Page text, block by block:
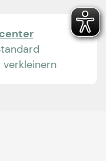
verkleinern